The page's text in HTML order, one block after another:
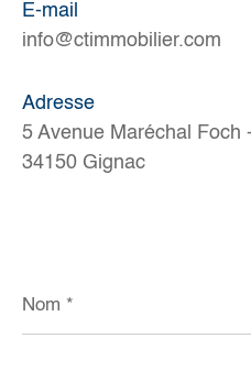
E-mail
info@ctimmobilier.com
Adresse
5 Avenue Maréchal Foch
34150 Gignac
*